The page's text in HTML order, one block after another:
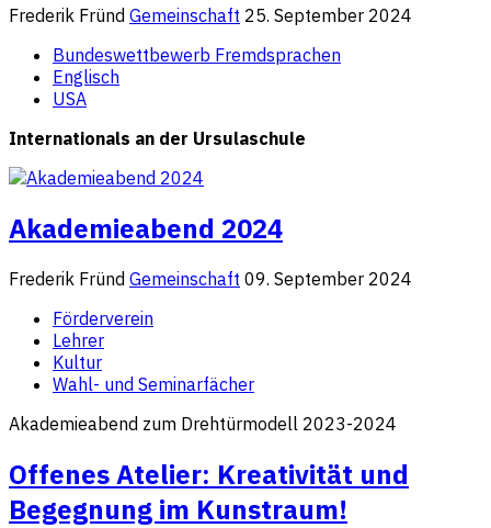
Frederik Fründ Gemeinschaft 25. September 2024
Bundeswettbewerb Fremdsprachen
Englisch
USA
Internationals an der Ursulaschule
Akademieabend 2024
Frederik Fründ Gemeinschaft 09. September 2024
Förderverein
Lehrer
Kultur
Wahl- und Seminarfächer
Akademieabend zum Drehtürmodell 2023-2024
Offenes Atelier: Kreativität und
Begegnung im Kunstraum!